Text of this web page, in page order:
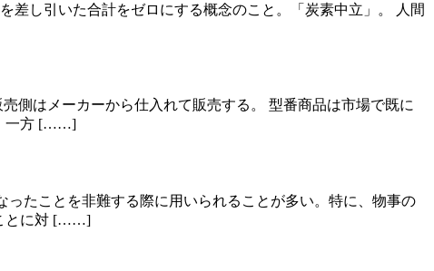
差し引いた合計をゼロにする概念のこと。「炭素中立」。 人間
側はメーカーから仕入れて販売する。 型番商品は市場で既に
一方 [……]
たことを非難する際に用いられることが多い。特に、物事の
とに対 [……]